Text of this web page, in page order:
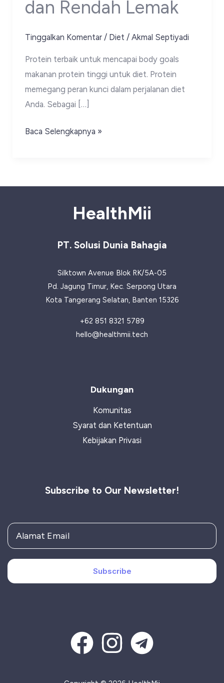
dan Rendah Lemak
Tinggalkan Komentar / Diet / Akmal Septiyadi
Protein terbaik untuk mencapai body goals
makanan protein tinggi untuk diet. Protein
memegang peran kunci dalam perjalanan diet
Anda. Sebagai […]
Makanan
Baca Selengkapnya »
HealthMii
PT. Solusi Dunia Bahagia
Silktown Avenue Blok RK/5A-05
Pd. Jagung Timur, Kec. Serpong Utara
Kota Tangerang Selatan, Banten 15326
+62 851 8321 5789
hello@healthmii.tech
Dukungan
Komunitas
Syarat dan Ketentuan
Kebijakan Privasi
Subscribe to Our Newsletter!
Subscribe